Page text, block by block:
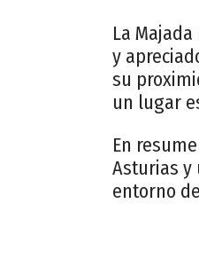
La
y
su
un lugar
En
Asturias y
entorno